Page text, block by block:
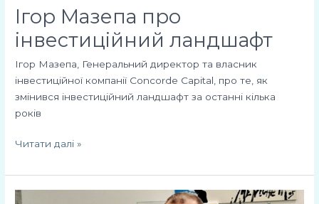
Ігор Мазепа про
інвестиційний ландшафт
Ігор Мазепа, Генеральний директор та власник
інвестиційної компанії Concorde Capital, про те, як
змінився інвестиційний ландшафт за останні кілька
років
Читати далі »
Ігор